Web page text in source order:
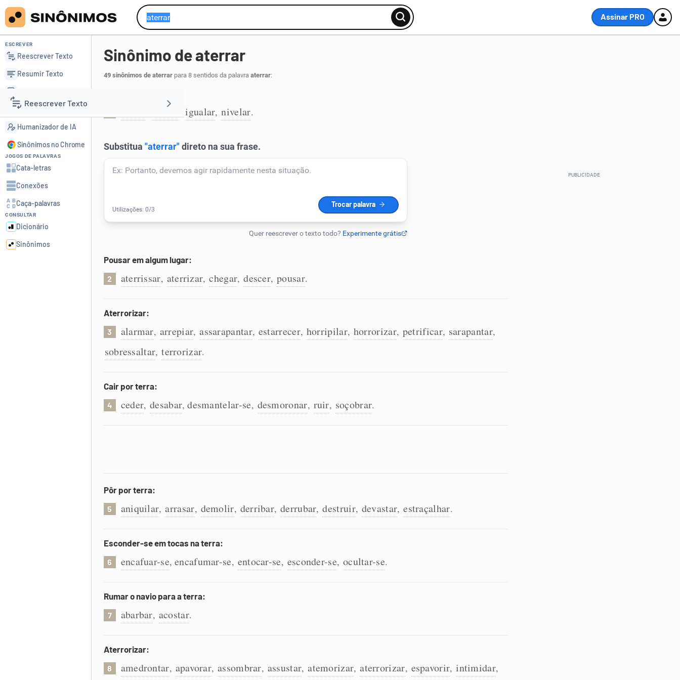
Assinar PRO
Reescrever Texto
Resumir Texto
Corrigir Texto
Detector de IA
Humanizador de IA
ESCREVER
Reescrever Texto
Resumir Texto
Detector de IA
Humanizador de IA
Sinônimos no Chrome
JOGOS DE PALAVRAS
Cata-letras
Conexões
Caça-palavras
CONSULTAR
Dicionário
Sinônimos
Sinônimo de aterrar
49 sinônimos de aterrarpara 8 sentidos da palavra aterrar:
encher igualar, nivelar.
Pousar em algum lugar:
2 aterrissar, aterrizar, chegar, descer, pousar.
Aterrorizar:
3 alarmar, arrepiar, assarapantar, estarrecer, horripilar, horrorizar, petrificar, sarapantar,
sobressaltar, terrorizar.
Cair por terra:
4 ceder, desabar,desmantelar-se, desmoronar, ruir, soçobrar.
Pôr por terra:
5 aniquilar, arrasar, demolir, derribar, derrubar, destruir, devastar, estraçalhar.
Esconder-se em tocas na terra:
6 encafuar-se, encafumar-se, entocar-se, esconder-se, ocultar-se.
Rumar o navio para a terra:
7 abarbar, acostar.
Aterrorizar:
8 amedrontar, apavorar, assombrar, assustar, atemorizar, aterrorizar, espavorir, intimidar,